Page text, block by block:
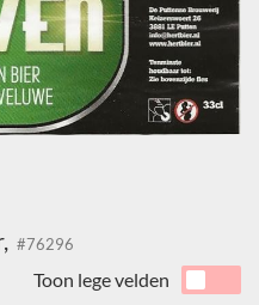
#76296
Toon lege velden